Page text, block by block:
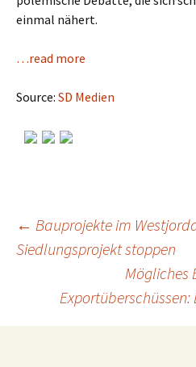
einmal nähert.
…read more
Source: SD Medien
Post
← Bauprojekte im
Siedlungsprojekt stoppen
Mögliches